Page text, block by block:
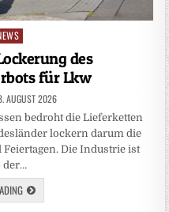
des
für Lkw
AUGUST 2026
bedroht die Lieferketten
lockern darum die
Die Industrie ist
der…